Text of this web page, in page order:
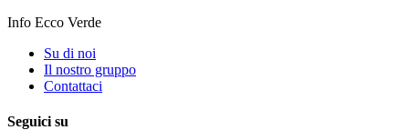
Info Ecco Verde
Su di noi
Il nostro gruppo
Contattaci
Seguici su